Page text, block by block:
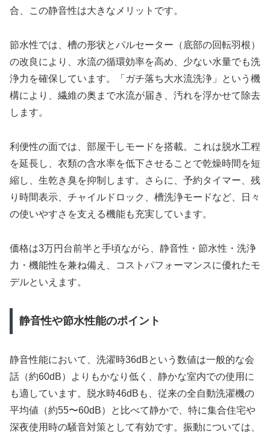
合、この静音性は大きなメリットです。
節水性では、槽の形状とパルセーター（底部の回転羽根）
の改良により、水流の循環効率を高め、少ない水量でも洗
浄力を確保しています。「ガチ落ち大水流洗浄」という機
構により、繊維の奥まで水流が届き、汚れを浮かせて除去
します。
利便性の面では、部屋干しモードを搭載。これは脱水工程
を延長し、衣類の含水率を低下させることで乾燥時間を短
縮し、生乾き臭を抑制します。さらに、予約タイマー、残
り時間表示、チャイルドロック、槽洗浄モードなど、日々
の使いやすさを支える機能も充実しています。
価格は3万円台前半と手頃ながら、静音性・節水性・洗浄
力・機能性を兼ね備え、コストパフォーマンスに優れたモ
デルといえます。
静音性や節水性能のポイント
静音性能において、洗濯時36dBという数値は一般的な会
話（約60dB）よりもかなり低く、静かな室内での使用に
も適しています。脱水時46dBも、従来の全自動洗濯機の
平均値（約55〜60dB）と比べて静かで、特に集合住宅や
深夜使用時の騒音対策として有効です。振動については、